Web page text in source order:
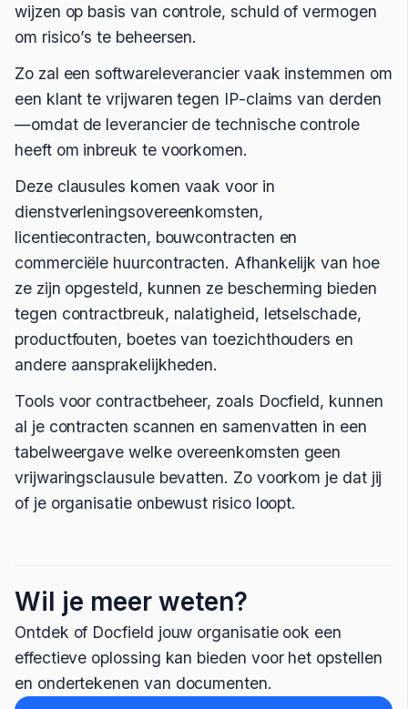
wijzen op basis van controle, schuld of vermogen
om risico’s te beheersen.
Zo zal een softwareleverancier vaak instemmen om
een klant te vrijwaren tegen IP-claims van derden
—omdat de leverancier de technische controle
heeft om inbreuk te voorkomen.
Deze clausules komen vaak voor in
dienstverleningsovereenkomsten,
licentiecontracten, bouwcontracten en
commerciële huurcontracten. Afhankelijk van hoe
ze zijn opgesteld, kunnen ze bescherming bieden
tegen contractbreuk, nalatigheid, letselschade,
productfouten, boetes van toezichthouders en
andere aansprakelijkheden.
Tools voor contractbeheer, zoals Docfield, kunnen
al je contracten scannen en samenvatten in een
tabelweergave welke overeenkomsten geen
vrijwaringsclausule bevatten. Zo voorkom je dat jij
of je organisatie onbewust risico loopt.
Wil je meer weten?
Ontdek of Docfield jouw organisatie ook een
effectieve oplossing kan bieden voor het opstellen
en ondertekenen van documenten.